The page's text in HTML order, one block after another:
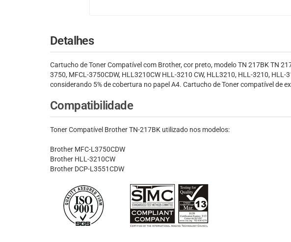
Detalhes
Cartucho de Toner Compatível com Brother, cor preto, modelo TN 217BK TN
3750, MFCL-3750CDW, HLL3210CW HLL-3210 CW, HLL3210, HLL-3210,
considerando 5% de cobertura no papel A4. Cartucho de Toner compatível de
Compatibilidade
Toner Compatível Brother TN-217BK utilizado nos modelos:
Brother MFC-L3750CDW
Brother HLL-3210CW
Brother DCP-L3551CDW